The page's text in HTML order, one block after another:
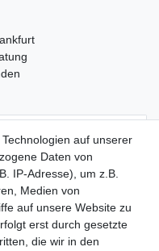
handelt es sich um ein Pflichtfeld.
auf unserer
Daten von
IP-Adresse), um z.B.
Medien von
auf unsere Website zu
erst durch gesetzte
die wir in den